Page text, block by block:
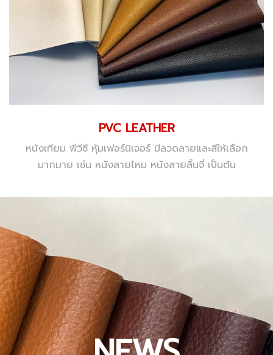
PVC LEATHER
หนังเทียม พีวีซี หุ้มเฟอร์นิเจอร์ มีลวดลายและสีให้เลือก
มากมาย เช่น หนังลายไหม หนังลายลิ้นจี่ เป็นต้น